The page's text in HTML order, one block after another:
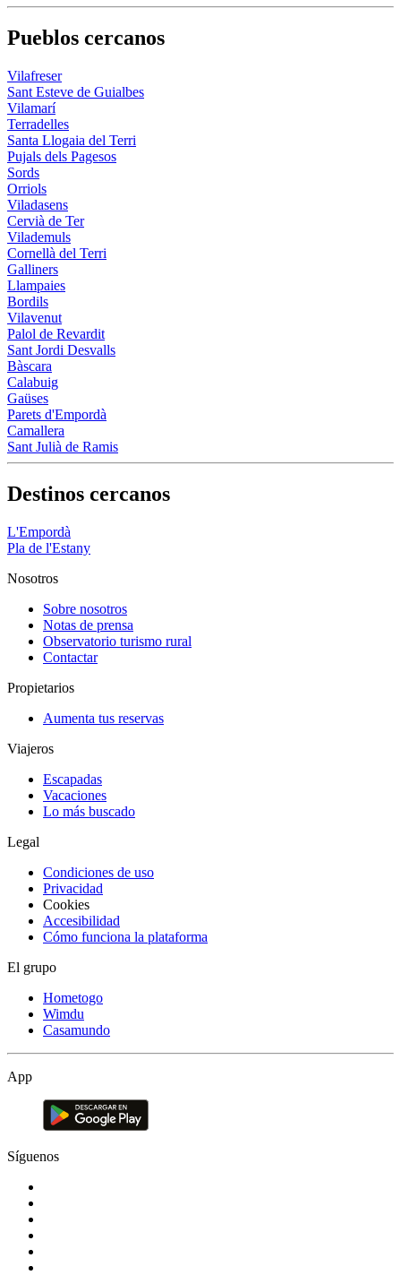
Pueblos cercanos
Vilafreser
Sant Esteve de Guialbes
Vilamarí
Terradelles
Santa Llogaia del Terri
Pujals dels Pagesos
Sords
Orriols
Viladasens
Cervià de Ter
Vilademuls
Cornellà del Terri
Galliners
Llampaies
Bordils
Vilavenut
Palol de Revardit
Sant Jordi Desvalls
Bàscara
Calabuig
Gaüses
Parets d'Empordà
Camallera
Sant Julià de Ramis
Destinos cercanos
L'Empordà
Pla de l'Estany
Nosotros
Sobre nosotros
Notas de prensa
Observatorio turismo rural
Contactar
Propietarios
Aumenta tus reservas
Viajeros
Escapadas
Vacaciones
Lo más buscado
Legal
Condiciones de uso
Privacidad
Cookies
Accesibilidad
Cómo funciona la plataforma
El grupo
Hometogo
Wimdu
Casamundo
App
Síguenos